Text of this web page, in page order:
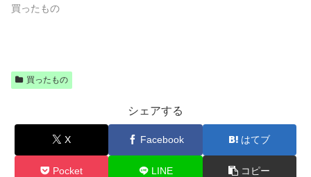
買ったもの
買ったもの
シェアする
X Facebook はてブ
Pocket LINE コピー